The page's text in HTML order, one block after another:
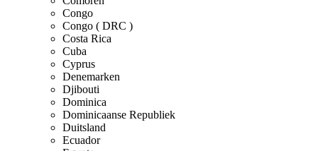
Congo
Congo ( DRC )
Costa Rica
Cuba
Cyprus
Denemarken
Djibouti
Dominica
Dominicaanse Republiek
Duitsland
Ecuador